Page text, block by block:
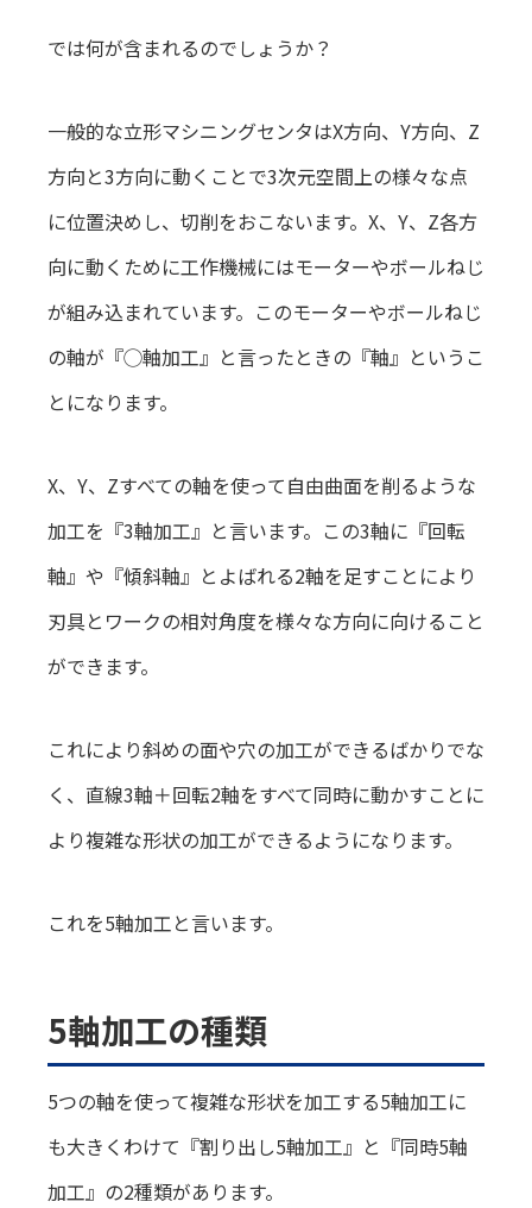
では何が含まれるのでしょうか？
一般的な立形マシニングセンタはX方向、Y方向、Z
方向と3方向に動くことで3次元空間上の様々な点
に位置決めし、切削をおこないます。X、Y、Z各方
向に動くために工作機械にはモーターやボールねじ
が組み込まれています。このモーターやボールねじ
の軸が『◯軸加工』と言ったときの『軸』というこ
とになります。
X、Y、Zすべての軸を使って自由曲面を削るような
加工を『3軸加工』と言います。この3軸に『回転
軸』や『傾斜軸』とよばれる2軸を足すことにより
刃具とワークの相対角度を様々な方向に向けること
ができます。
これにより斜めの面や穴の加工ができるばかりでな
く、直線3軸＋回転2軸をすべて同時に動かすことに
より複雑な形状の加工ができるようになります。
これを5軸加工と言います。
5軸加工の種類
5つの軸を使って複雑な形状を加工する5軸加工に
も大きくわけて『割り出し5軸加工』と『同時5軸
加工』の2種類があります。